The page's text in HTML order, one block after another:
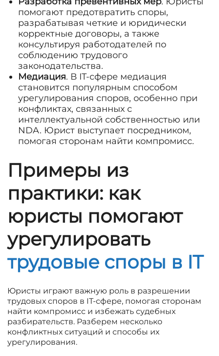
помогают предотвратить споры,
разрабатывая четкие и юридически
корректные договоры, а также
консультируя работодателей по
соблюдению трудового
законодательства.
Медиация. В IT-сфере медиация
становится популярным способом
урегулирования споров, особенно при
конфликтах, связанных с
интеллектуальной собственностью или
NDA. Юрист выступает посредником,
помогая сторонам найти компромисс.
Примеры из
практики: как
юристы помогают
урегулировать
трудовые споры в IT
Юристы играют важную роль в разрешении
трудовых споров в IT-сфере, помогая сторонам
найти компромисс и избежать судебных
разбирательств. Разберем несколько
конфликтных ситуаций и способы их
урегулирования.